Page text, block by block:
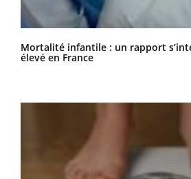
Mortalité infantile : un rapport
élevé en France